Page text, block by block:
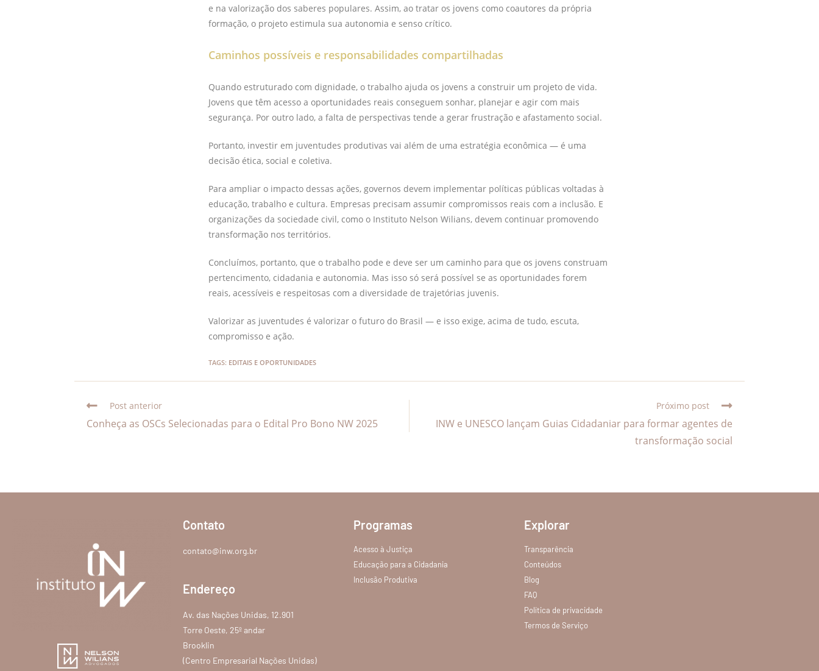
e na valorização dos saberes populares. Assim, ao tratar os jovens como coautores da própria
formação, o projeto estimula sua autonomia e senso crítico.
Caminhos possíveis e responsabilidades compartilhadas
Quando estruturado com dignidade, o trabalho ajuda os jovens a construir um projeto de vida.
Jovens que têm acesso a oportunidades reais conseguem sonhar, planejar e agir com mais
segurança. Por outro lado, a falta de perspectivas tende a gerar frustração e afastamento social.
Portanto, investir em juventudes produtivas vai além de uma estratégia econômica — é uma
decisão ética, social e coletiva.
Para ampliar o impacto dessas ações, governos devem implementar políticas públicas voltadas à
educação, trabalho e cultura. Empresas precisam assumir compromissos reais com a inclusão. E
organizações da sociedade civil, como o Instituto Nelson Wilians, devem continuar promovendo
transformação nos territórios.
Concluímos, portanto, que o trabalho pode e deve ser um caminho para que os jovens construam
pertencimento, cidadania e autonomia. Mas isso só será possível se as oportunidades forem
reais, acessíveis e respeitosas com a diversidade de trajetórias juvenis.
Valorizar as juventudes é valorizar o futuro do Brasil — e isso exige, acima de tudo, escuta,
compromisso e ação.
TAGS: EDITAIS E OPORTUNIDADES
Post anterior
Conheça as OSCs Selecionadas para o Edital Pro Bono NW 2025
Próximo post
INW e UNESCO lançam Guias Cidadaniar para formar agentes de
transformação social
Contato
contato@inw.org.br
Endereço
Av. das Nações Unidas, 12.901
Torre Oeste, 25º andar
Brooklin
(Centro Empresarial Nações Unidas)
Programas
Acesso à Justiça
Educação para a Cidadania
Inclusão Produtiva
Explorar
Transparência
Conteúdos
Blog
FAQ
Política de privacidade
Termos de Serviço